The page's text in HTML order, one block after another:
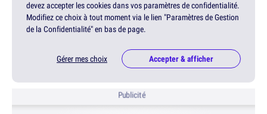
devez accepter les cookies dans vos paramètres de confidentialité.
Modifiez ce choix à tout moment via le lien "Paramètres de Gestion
de la Confidentialité" en bas de page.
Gérer mes choix Accepter & afficher
Publicité